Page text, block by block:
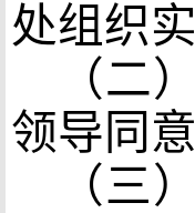
处组织实
（二
领导同
（三